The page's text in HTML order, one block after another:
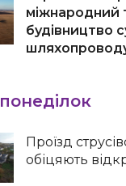
міжнародний
будівництво
Проїзд
обіцяють